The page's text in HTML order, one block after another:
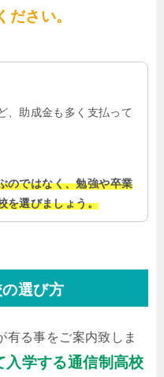
さい。
、助成金も多く支払って
のではなく、勉強や卒業
を選びましょう。
選び方
有る事をご案内致しま
入学する通信制高校